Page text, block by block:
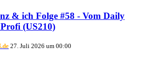
& ich Folge #58 - Vom Daily
(US210)
27. Juli 2026 um 00:00